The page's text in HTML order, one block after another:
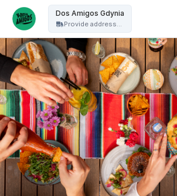
Dos Amigos Gdynia
Provide address...